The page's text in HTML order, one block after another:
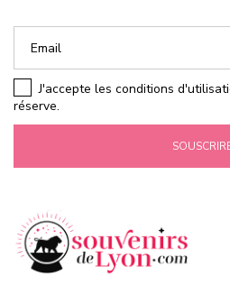
J'accepte les conditions
réserve.